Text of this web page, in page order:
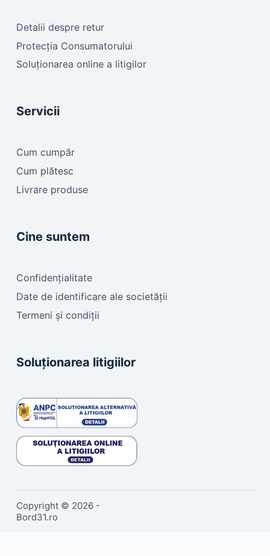
Detalii despre retur
Protecția Consumatorului
Soluționarea online a litigilor
Servicii
Cum cumpăr
Cum plătesc
Livrare produse
Cine suntem
Confidențialitate
Date de identificare ale societății
Termeni și condiții
Soluționarea litigiilor
Copyright © 2026 -
Bord31.ro